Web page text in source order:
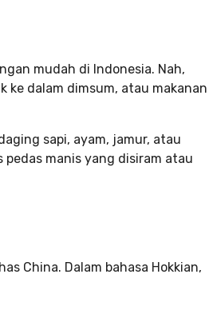
mudah di Indonesia. Nah,
ke dalam dimsum, atau makanan
sapi, ayam, jamur, atau
manis yang disiram atau
China. Dalam bahasa Hokkian,